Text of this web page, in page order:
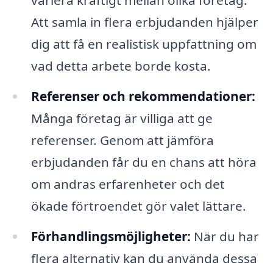
Att samla in flera erbjudanden hjälper
dig att få en realistisk uppfattning om
vad detta arbete borde kosta.
Referenser och rekommendationer:
Många företag är villiga att ge
referenser. Genom att jämföra
erbjudanden får du en chans att höra
om andras erfarenheter och det
ökade förtroendet gör valet lättare.
Förhandlingsmöjligheter: När du har
flera alternativ kan du använda dessa